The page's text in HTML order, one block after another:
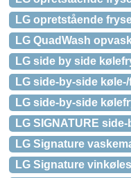
LG opretstående
LG QuadWash
LG side by side
LG side-by-side
LG side-by-side
LG SIGNATURE
LG Signature
LG Signature